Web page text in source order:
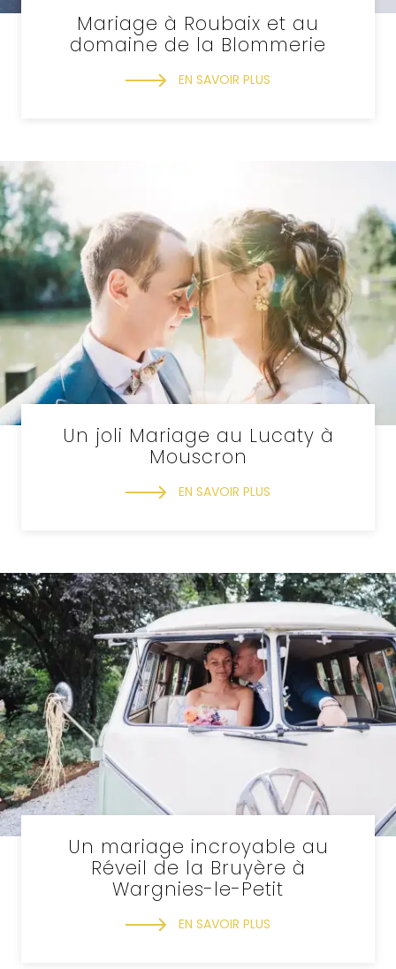
Mariage à Roubaix et au
domaine de la Blommerie
EN SAVOIR PLUS
Un joli Mariage au Lucaty à
Mouscron
EN SAVOIR PLUS
Un mariage incroyable au
Réveil de la Bruyère à
Wargnies-le-Petit
EN SAVOIR PLUS